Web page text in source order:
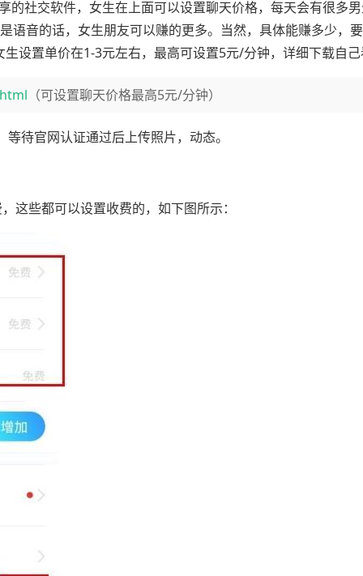
的社交软件，女生在上面可以设置聊天价格，每天会有很多
语音的话，女生朋友可以赚的更多。当然，具体能赚多少，
设置单价在1-3元左右，最高可设置5元/分钟，详细下载自
（可设置聊天价格最高5元/分钟）
待官网认证通过后上传照片，动态。
这些都可以设置收费的，如下图所示：